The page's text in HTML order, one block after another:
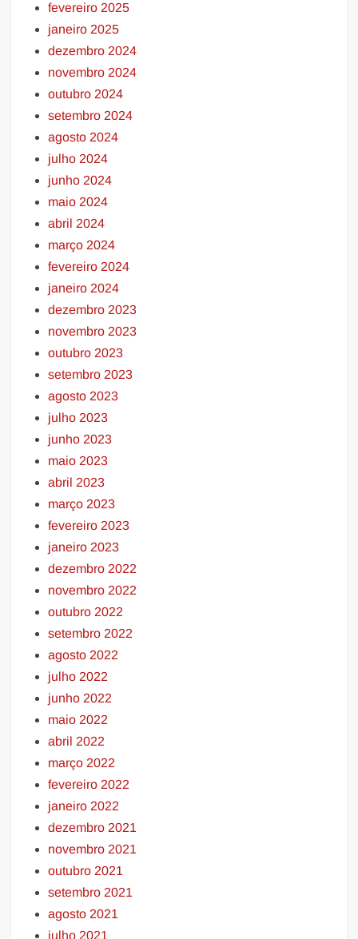
fevereiro 2025
janeiro 2025
dezembro 2024
novembro 2024
outubro 2024
setembro 2024
agosto 2024
julho 2024
junho 2024
maio 2024
abril 2024
março 2024
fevereiro 2024
janeiro 2024
dezembro 2023
novembro 2023
outubro 2023
setembro 2023
agosto 2023
julho 2023
junho 2023
maio 2023
abril 2023
março 2023
fevereiro 2023
janeiro 2023
dezembro 2022
novembro 2022
outubro 2022
setembro 2022
agosto 2022
julho 2022
junho 2022
maio 2022
abril 2022
março 2022
fevereiro 2022
janeiro 2022
dezembro 2021
novembro 2021
outubro 2021
setembro 2021
agosto 2021
julho 2021